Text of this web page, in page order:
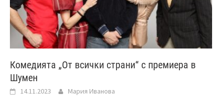
Комедията „От всички страни“ с премиера в
Шумен
14.11.2023 Мария Иванова